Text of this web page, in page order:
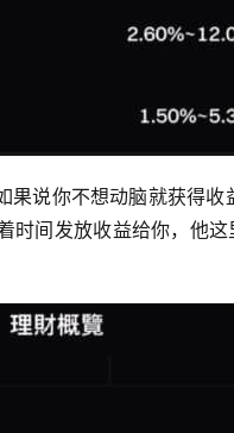
说你不想动脑就获得收
间发放收益给你，他